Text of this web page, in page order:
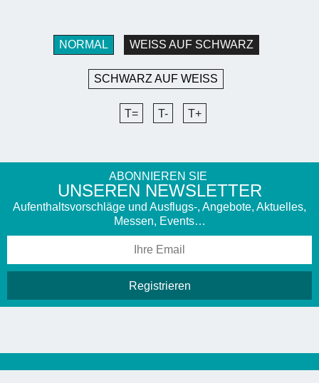
NORMAL WEISS AUF SCHWARZ
SCHWARZ AUF WEISS
T= T- T+
ABONNIEREN SIE
UNSEREN NEWSLETTER
Aufenthaltsvorschläge und Ausflugs-, Angebote, Aktuelles,
Messen, Events…